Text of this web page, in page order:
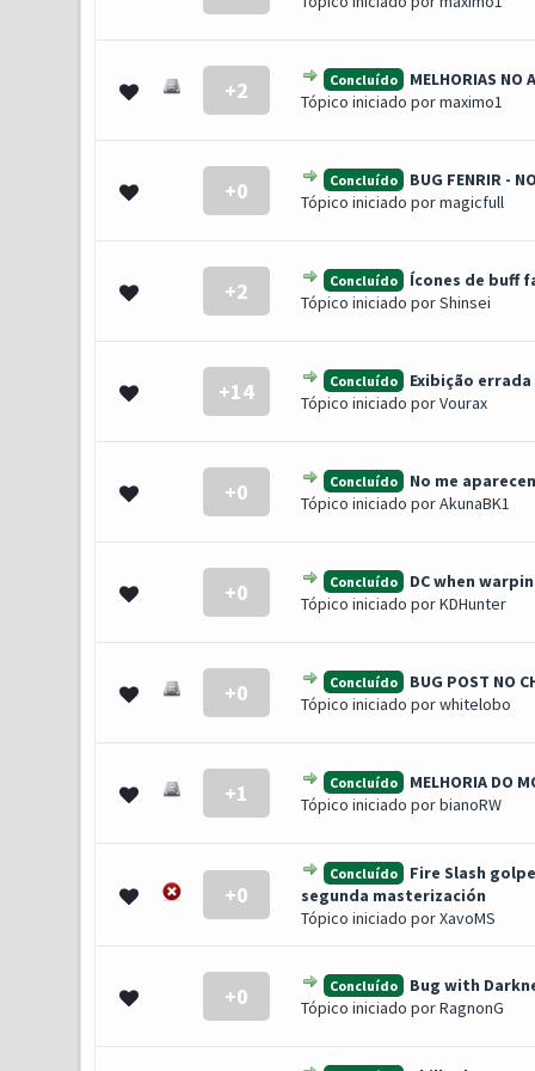
+2 Concluído
MELHORIAS NO
Tópico iniciado pormaximo1
0 Voto(s) - 0 de 5 em média
1 2345
+0 Concluído
BUG FENRIR -
Tópico iniciado pormagicfull
0 Voto(s) - 0 de 5 em média
1 2345
+2 Concluído
Ícones de buff
Tópico iniciado porShinsei
0 Voto(s) - 0 de 5 em média
1 2345
+14 Concluído
Exibição errada
Tópico iniciado porVourax
0 Voto(s) - 0 de 5 em média
1 2345
+0 Concluído
No me
Tópico iniciado porAkunaBK1
0 Voto(s) - 0 de 5 em média
1 234 5
+0 Concluído
DC when
Tópico iniciado porKDHunter
0 Voto(s) - 0 de 5 em média
1 234 5
+0 Concluído
BUG POST NO
Tópico iniciado porwhitelobo
0 Voto(s) - 0 de 5 em média
1 2345
+1 Concluído
MELHORIA DO
Tópico iniciado porbianoRW
0 Voto(s) - 0 de 5 em média
1 2345
+0
Concluído
Fire Slash
segunda masterización
Tópico iniciado porXavoMS
0 Voto(s) - 0 de 5 em média
12345
+0 Concluído
Bug with
Tópico iniciado porRagnonG
0 Voto(s) - 0 de 5 em média
1 2345